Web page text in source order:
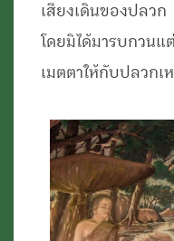
เสียงเดินของปล
โดยมิได้มารบกวนแ
เมตตาให้กับปลวกเ